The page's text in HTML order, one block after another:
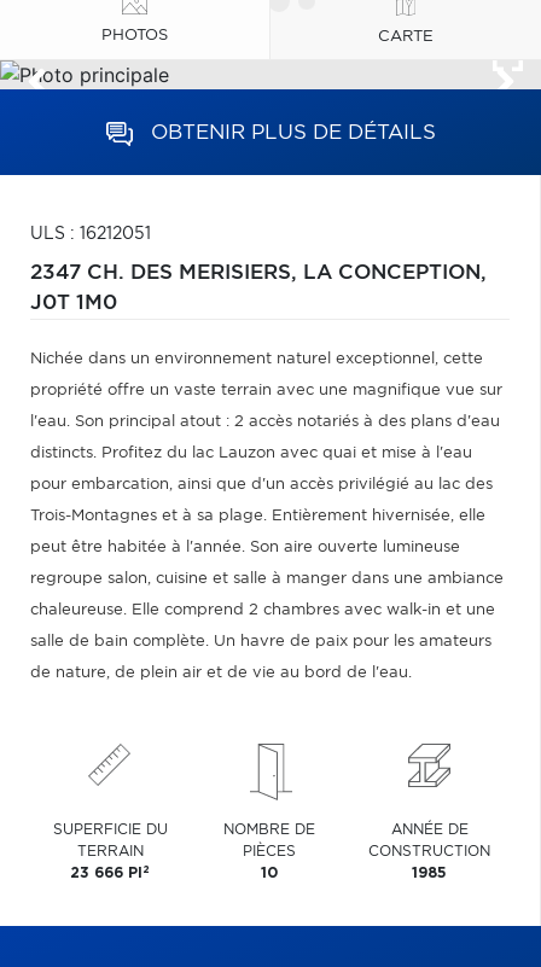
PHOTOS CARTE
OBTENIR PLUS DE DÉTAILS
ULS : 16212051
2347 CH. DES MERISIERS, LA CONCEPTION,
J0T 1M0
Nichée dans un environnement naturel exceptionnel, cette
propriété offre un vaste terrain avec une magnifique vue sur
l'eau. Son principal atout : 2 accès notariés à des plans d'eau
distincts. Profitez du lac Lauzon avec quai et mise à l'eau
pour embarcation, ainsi que d'un accès privilégié au lac des
Trois-Montagnes et à sa plage. Entièrement hivernisée, elle
peut être habitée à l'année. Son aire ouverte lumineuse
regroupe salon, cuisine et salle à manger dans une ambiance
chaleureuse. Elle comprend 2 chambres avec walk-in et une
salle de bain complète. Un havre de paix pour les amateurs
de nature, de plein air et de vie au bord de l'eau.
SUPERFICIE DU
TERRAIN
23 666 PI 2
NOMBRE DE
PIÈCES
10
ANNÉE DE
CONSTRUCTION
1985